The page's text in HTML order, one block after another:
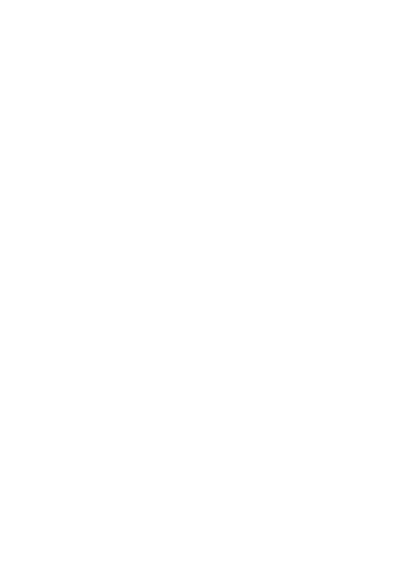
для уточнения
Вам выдали в клинике.
с возрастом,
77-78, 8 (800) 707-77-
Вам выдали в клинике.
Вам выдали в клинике.